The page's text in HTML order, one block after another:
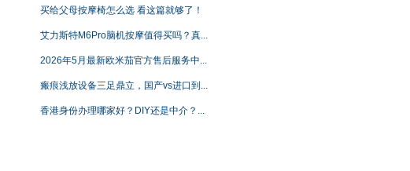
买给父母按摩椅怎么选 看这篇就够了！
艾力斯特M6Pro脑机按摩值得买吗？真...
2026年5月最新欧米茄官方售后服务中...
瘢痕浅放设备三足鼎立，国产vs进口到...
香港身份办理哪家好？DIY还是中介？...